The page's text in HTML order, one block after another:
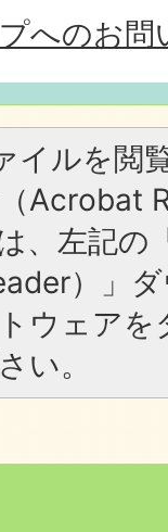
へのお問
イルを閲
Acrobat
、左記の
）」
ウェア
い。